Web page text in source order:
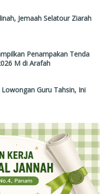
Jemaah Selatour Ziarah
Penampakan Tenda
M di Arafah
Guru Tahsin, Ini